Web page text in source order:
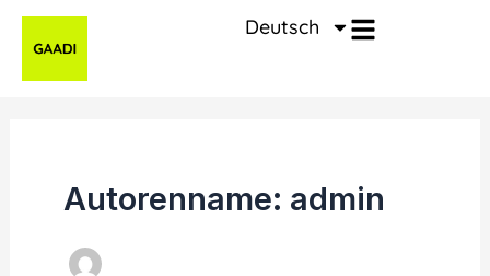
Zum
Inhalt
Deutsch
Autorenname: admin